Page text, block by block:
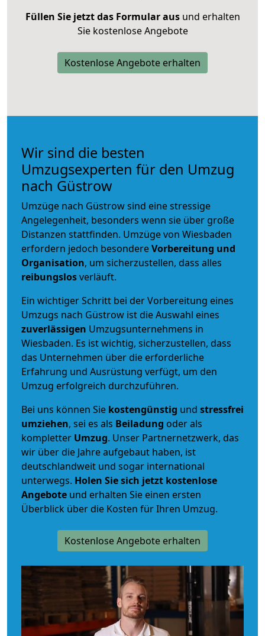
Füllen Sie jetzt das Formular ausund erhalten
Sie kostenlose Angebote
Kostenlose Angebote erhalten
Wir sind die besten
Umzugsexperten für den Umzug
nach Güstrow
Umzüge nach Güstrow sind eine stressige
Angelegenheit, besonders wenn sie über große
Distanzen stattfinden. Umzüge von Wiesbaden
erfordern jedoch besondereVorbereitung und
Organisation, um sicherzustellen, dass alles
reibungslosverläuft.
Ein wichtiger Schritt bei der Vorbereitung eines
Umzugs nach Güstrow ist die Auswahl eines
zuverlässigen Umzugsunternehmens in
Wiesbaden. Es ist wichtig, sicherzustellen, dass
das Unternehmen über die erforderliche
Erfahrung und Ausrüstung verfügt, um den
Umzug erfolgreich durchzuführen.
Bei uns können Sie kostengünstig und stressfrei
umziehen, sei es als Beiladung oder als
kompletter Umzug. Unser Partnernetzwerk, das
wir über die Jahre aufgebaut haben, ist
deutschlandweit und sogar international
unterwegs. Holen Sie sich jetzt kostenlose
Angebote und erhalten Sie einen ersten
Überblick über die Kosten für Ihren Umzug.
Kostenlose Angebote erhalten